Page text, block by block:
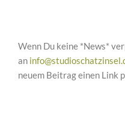
Wenn Du keine *News*
an
neuem Beitrag einen Link